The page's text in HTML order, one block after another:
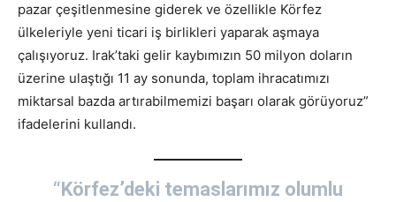
pazar çeşitlenmesine giderek ve özellikle Körfez
ülkeleriyle yeni ticari iş birlikleri yaparak aşmaya
çalışıyoruz. Irak’taki gelir kaybımızın 50 milyon doların
üzerine ulaştığı 11 ay sonunda, toplam ihracatımızı
miktarsal bazda artırabilmemizi başarı olarak görüyoruz”
ifadelerini kullandı.
“Körfez’deki temaslarımız olumlu